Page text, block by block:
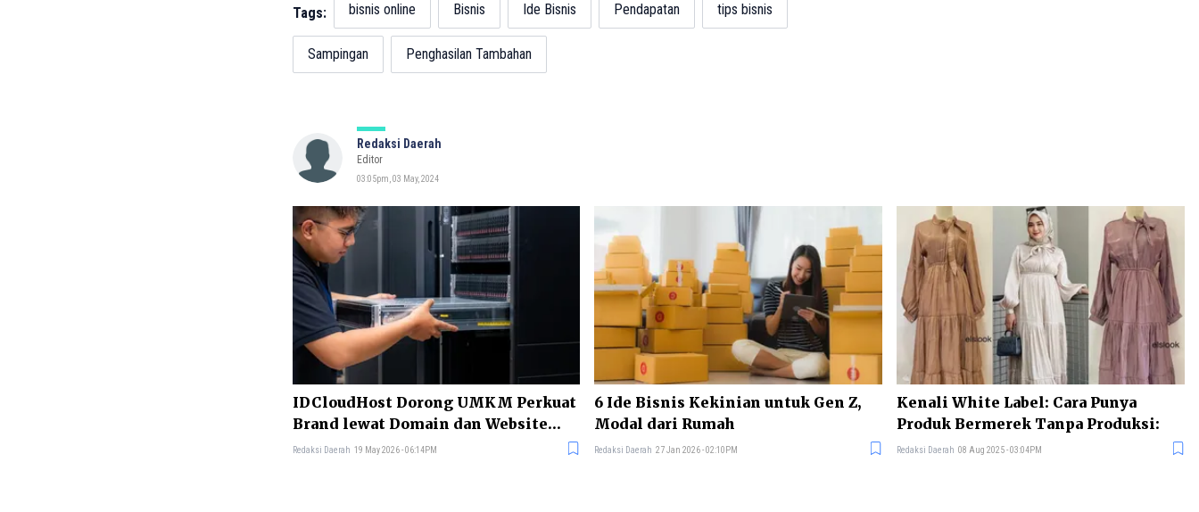
Tags: bisnis online Bisnis Ide Bisnis Pendapatan tips bisnis
Sampingan Penghasilan Tambahan
Redaksi Daerah
Editor
03:05pm, 03 May, 2024
IDCloudHost Dorong UMKM Perkuat
Brand lewat Domain dan Website
Mandiri
Redaksi Daerah 19 May 2026 - 06:14PM
6 Ide Bisnis Kekinian untuk Gen Z,
Modal dari Rumah
Redaksi Daerah 27 Jan 2026 - 02:10PM
Kenali White Label: Cara Punya
Produk Bermerek Tanpa Produksi:
Redaksi Daerah 08 Aug 2025 - 03:04PM